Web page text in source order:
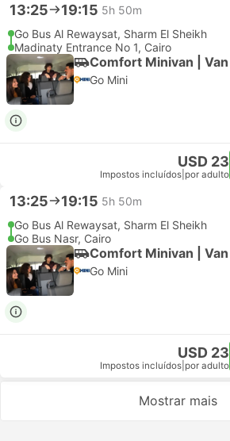
13:25 19:15 5h 50m
Go Bus Al Rewaysat, Sharm El Sheikh
Madinaty Entrance No 1, Cairo
Comfort Minivan | Van
Go Mini
USD 23
Impostos incluídos por adulto
13:25 19:15 5h 50m
Go Bus Al Rewaysat, Sharm El Sheikh
Go Bus Nasr, Cairo
Comfort Minivan | Van
Go Mini
USD 23
Impostos incluídos por adulto
Mostrar mais